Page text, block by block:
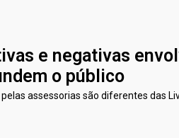
e negativas
o público
assessorias são diferentes das